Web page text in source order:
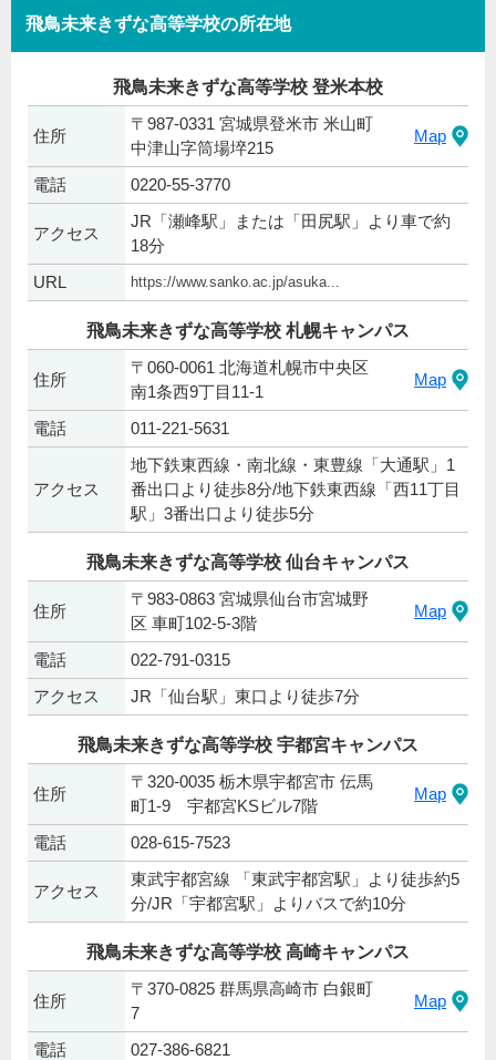
飛鳥未来きずな高等学校の所在地
飛鳥未来きずな高等学校 登米本校
住所
〒987-0331 宮城県登米市 米山町
中津山字筒場埣215
Map
電話 0220-55-3770
アクセス
JR「瀬峰駅」または「田尻駅」より車で約
18分
URL
https://www.sanko.ac.jp/asuka...
飛鳥未来きずな高等学校 札幌キャンパス
住所
〒060-0061 北海道札幌市中央区
南1条西9丁目11-1
Map
電話 011-221-5631
アクセス
地下鉄東西線・南北線・東豊線「大通駅」1
番出口より徒歩8分/地下鉄東西線「西11丁目
駅」3番出口より徒歩5分
飛鳥未来きずな高等学校 仙台キャンパス
住所
〒983-0863 宮城県仙台市宮城野
区 車町102-5-3階
Map
電話
022-791-0315
アクセス
JR「仙台駅」東口より徒歩7分
飛鳥未来きずな高等学校 宇都宮キャンパス
住所
〒320-0035 栃木県宇都宮市 伝馬
町1-9 宇都宮KSビル7階
Map
電話 028-615-7523
アクセス
東武宇都宮線 「東武宇都宮駅」より徒歩約5
分/JR「宇都宮駅」よりバスで約10分
飛鳥未来きずな高等学校 高崎キャンパス
住所
〒370-0825 群馬県高崎市 白銀町
7
Map
電話 027-386-6821